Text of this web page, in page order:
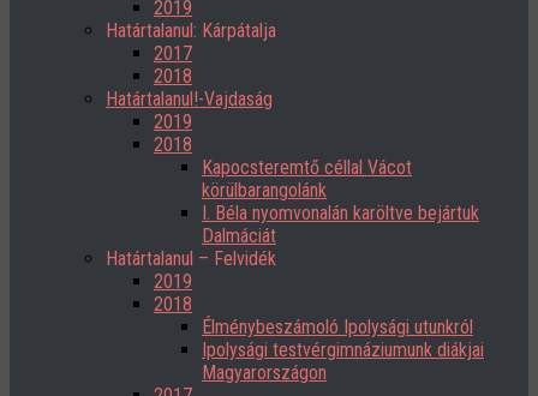
2019
Határtalanul: Kárpátalja
2017
2018
Határtalanul!-Vajdaság
2019
2018
Kapocsteremtő céllal Vácot
körülbarangolánk
I. Béla nyomvonalán karöltve bejártuk
Dalmáciát
Határtalanul – Felvidék
2019
2018
Élménybeszámoló Ipolysági utunkról
Ipolysági testvérgimnáziumunk diákjai
Magyarországon